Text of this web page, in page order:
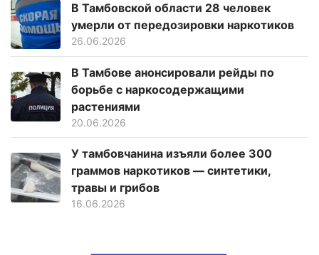
В Тамбовской области 28 человек
умерли от передозировки наркотиков
26.06.2026
В Тамбове анонсировали рейды по
борьбе с наркосодержащими
растениями
20.06.2026
У тамбовчанина изъяли более 300
граммов наркотиков — синтетики,
травы и грибов
16.06.2026